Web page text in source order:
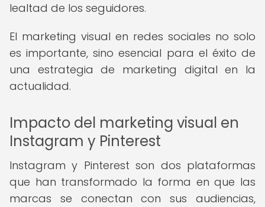
lealtad de los seguidores.
El marketing visual en redes sociales no solo
es importante, sino esencial para el éxito de
una estrategia de marketing digital en la
actualidad.
Impacto del marketing visual en
Instagram y Pinterest
Instagram y Pinterest son dos plataformas
que han transformado la forma en que las
marcas se conectan con sus audiencias,